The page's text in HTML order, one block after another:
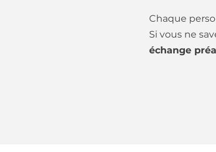
Chaque
Si vous ne
échange